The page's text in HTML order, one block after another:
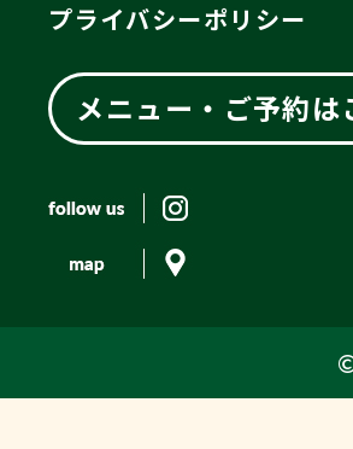
プライバシーポリシー
メニュー・ご予約は